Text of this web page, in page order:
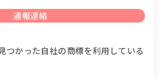
通報連絡
つかった自社の商標を利用している